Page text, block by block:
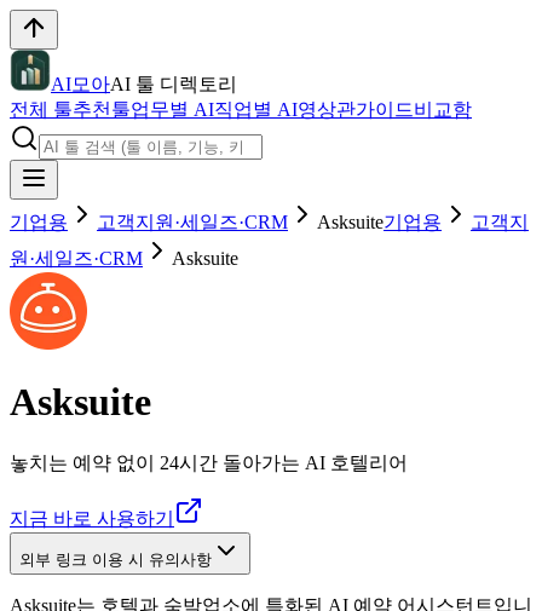
AI모아AI 툴 디렉토리
전체 툴추천툴업무별 AI직업별 AI영상관가이드비교함
기업용 고객지원·세일즈·CRM Asksuite기업용
고객지
원·세일즈·CRM
Asksuite
Asksuite
놓치는 예약 없이 24시간 돌아가는 AI 호텔리어
지금 바로 사용하기
외부 링크 이용 시 유의사항
Asksuite는 호텔과 숙박업소에 특화된 AI 예약 어시스턴트입니